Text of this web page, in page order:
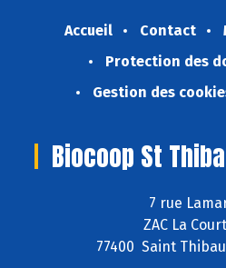
Accueil Contact
Protection des
Gestion des
Biocoop St
7 rue
ZAC La
77400 Saint